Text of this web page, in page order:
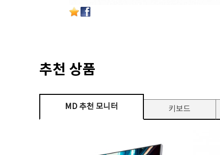
추천 상품
MD 추천 모니터 키보드